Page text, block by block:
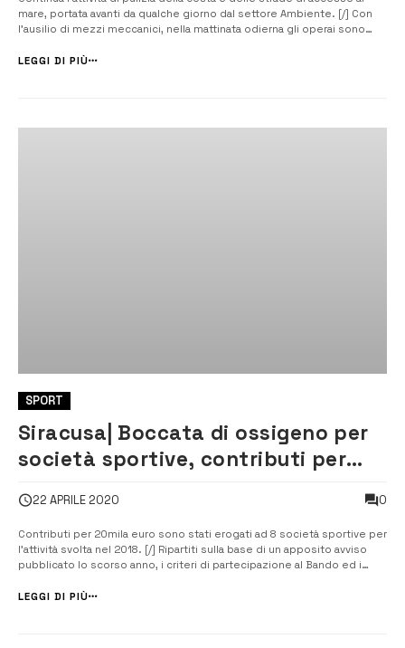
mare, portata avanti da qualche giorno dal settore Ambiente. [/] Con
l’ausilio di mezzi meccanici, nella mattinata odierna gli operai sono
pulizia delle spiagge del Minareto e di Carrozza; sono stati ...
LEGGI DI PIÙ
SPORT
Siracusa| Boccata di ossigeno per
società sportive, contributi per
22 APRILE 2020 0
Contributi per 20mila euro sono stati erogati ad 8 società sportive per
l’attività svolta nel 2018. [/] Ripartiti sulla base di un apposito avviso
pubblicato lo scorso anno, i criteri di partecipazione al Bando ed i
riferimento al conseguimento di titoli di livello mondiale, eur...
LEGGI DI PIÙ